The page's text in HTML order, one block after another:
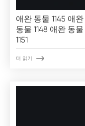
애완 동물 1145 애
동물 1148 애완 동
1151
더 읽기 